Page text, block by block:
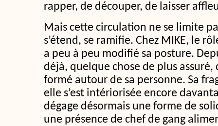
rapper, de découper, de laisser
Mais cette circulation ne se limite
s’étend, se ramifie. Chez MIKE, le
a peu à peu modifié sa posture.
déjà, quelque chose de plus assuré,
formé autour de sa personne. Sa
elle s’est intériorisée encore
dégage désormais une forme de
une présence de chef de gang